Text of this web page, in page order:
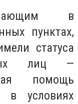
в
пунктах,
статуса
лиц —
помощь
в условиях